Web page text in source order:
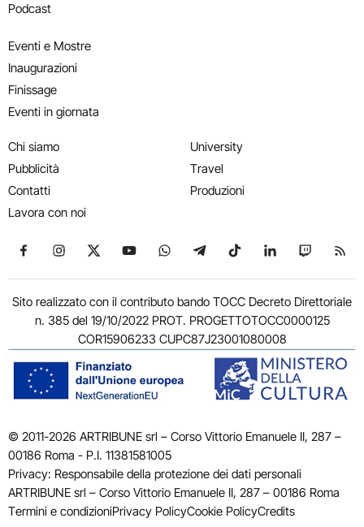
Podcast
Eventi e Mostre
Inaugurazioni
Finissage
Eventi in giornata
Chi siamo
Pubblicità
Contatti
Lavora con noi
University
Travel
Produzioni
Seguici su Facebook
Seguici su Instagram
Seguici su X
Seguici su YouTube
Seguici su WhatsApp
Seguici su Telegram
Seguici su TikTok
Seguici su
Seguici
Sito realizzato con il contributo bando TOCC Decreto Direttoriale
n. 385 del 19/10/2022 PROT. PROGETTOTOCC0000125
COR15906233 CUPC87J23001080008
© 2011-2026 ARTRIBUNE srl – Corso Vittorio Emanuele II, 287 –
00186 Roma - P.I. 11381581005
Privacy: Responsabile della protezione dei dati personali
ARTRIBUNE srl – Corso Vittorio Emanuele II, 287 – 00186 Roma
Termini e condizioniPrivacy PolicyCookie PolicyCredits